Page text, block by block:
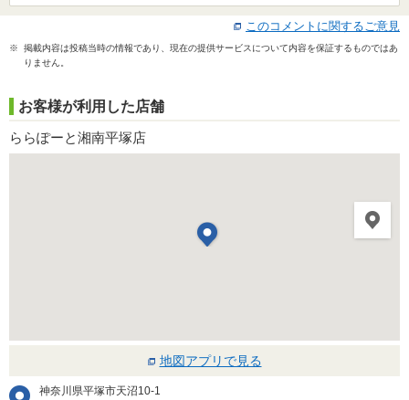
このコメントに関するご意見
※ 掲載内容は投稿当時の情報であり、現在の提供サービスについて内容を保証するものではあ
りません。
お客様が利用した店舗
ららぽーと湘南平塚店
地図アプリで見る
神奈川県平塚市天沼10-1